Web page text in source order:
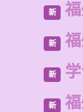
新
新
新
新